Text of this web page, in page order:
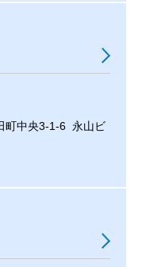
町中央3-1-6 永山ビ